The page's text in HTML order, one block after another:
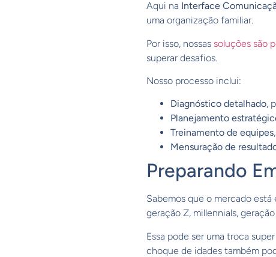
Aqui na Interface
uma organização familiar.
Por isso, nossas soluções são
superar desafios.
Nosso processo inclui:
Diagnóstico detalhado,
Planejamento
Treinamento de equipes
Mensuração de
Preparando
Sabemos que o mercado
geração Z, millennials,
Essa pode ser uma troca
choque de idades também